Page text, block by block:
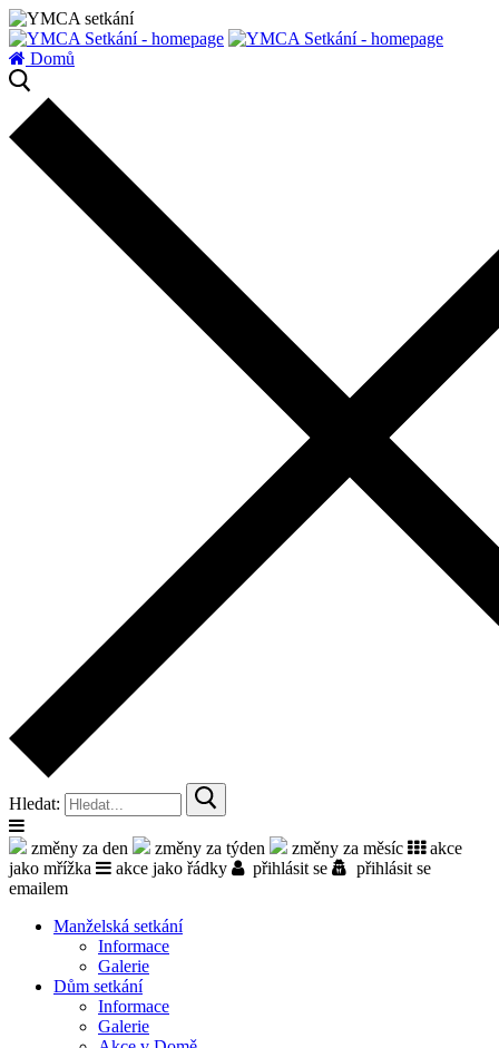
Domů
Hledat:
změny za den změny za týden změny za měsíc
akce
jako mřížka
akce jako řádky přihlásit se
přihlásit se
emailem
Manželská setkání
Informace
Galerie
Dům setkání
Informace
Galerie
zatížení serveru